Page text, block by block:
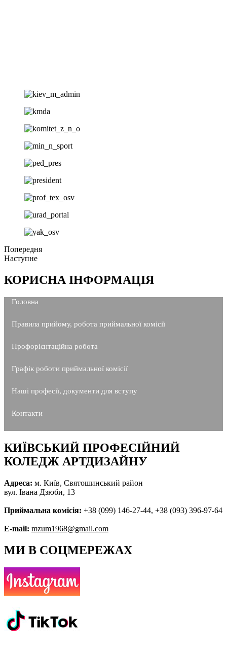
Попередня
Наступне
КОРИСНА ІНФОРМАЦІЯ
Головна
Правила прийому, робота приймальної комісії
Профорієнтаційна робота
Графік роботи приймальної комісії
Наші професії, документи для вступу
Контакти
КИЇВСЬКИЙ ПРОФЕСІЙНИЙ
КОЛЕДЖ АРТДИЗАЙНУ
Адреса: м. Київ, Святошинський район
вул. Івана Дзюби, 13
Приймальна комісія: +38 (099) 146-27-44, +38 (093) 396-97-64
E-mail: mzum1968@gmail.com
МИ В СОЦМЕРЕЖАХ